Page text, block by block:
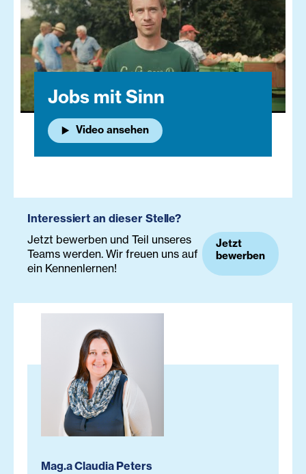
Jobs mit Sinn
Video ansehen
Interessiert an dieser Stelle?
Jetzt bewerben und Teil unseres
Teams werden. Wir freuen uns auf
ein Kennenlernen!
Jetzt
bewerben
Mag.a Claudia Peters